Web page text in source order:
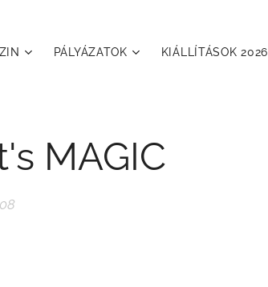
PÁLYÁZATOK KIÁLLÍTÁSOK 2026
MAGIC